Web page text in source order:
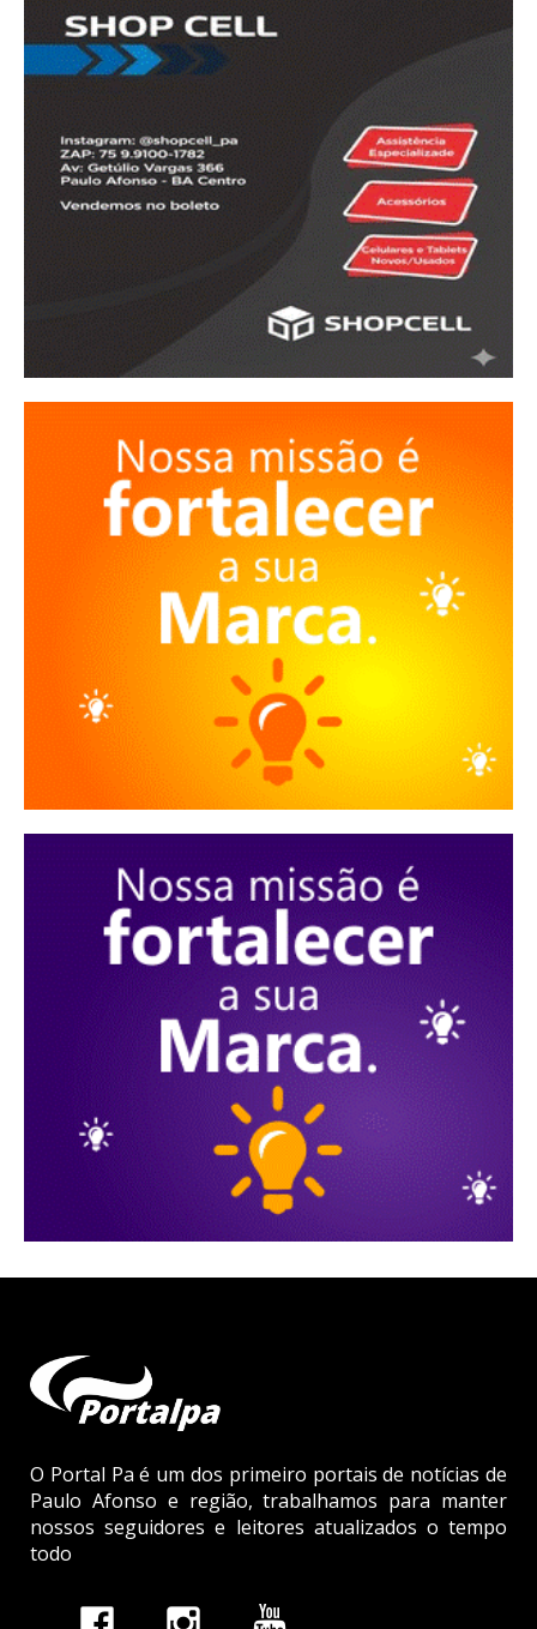
O Portal Pa é um dos primeiro portais de notícias de
Paulo Afonso e região, trabalhamos para manter
nossos seguidores e leitores atualizados o tempo
todo